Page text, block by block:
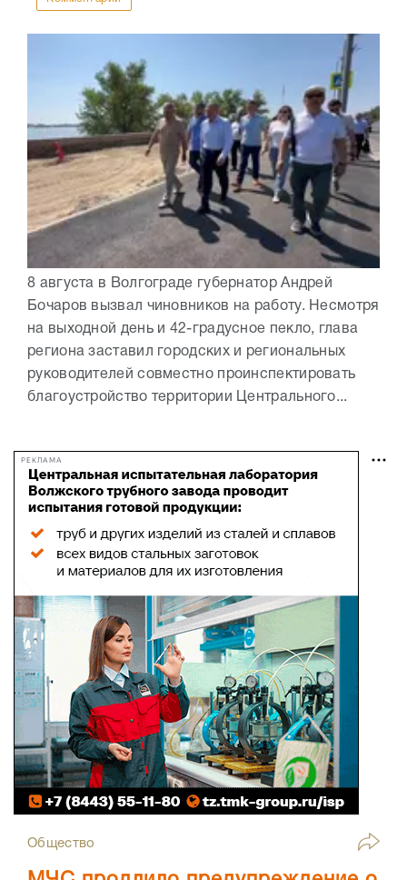
8 августа в Волгограде губернатор Андрей
Бочаров вызвал чиновников на работу. Несмотря
на выходной день и 42-градусное пекло, глава
региона заставил городских и региональных
руководителей совместно проинспектировать
благоустройство территории Центрального...
РЕКЛАМА
Общество